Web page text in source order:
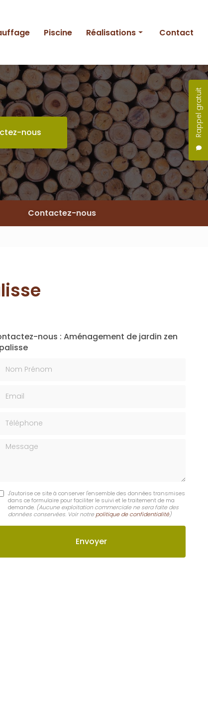
Rappel gratuit
Piscine Réalisations
Entretien
Création
Piscine
Contact
nous
Contactez-nous
nous : Aménagement de jardin zen
Message
J'autorise ce site à conserver l'ensemble des données transmises
dans ce formulaire pour faciliter le suivi et le traitement de ma
demande. (Aucune exploitation commerciale ne sera faite des
données conservées. Voir notre politique de confidentialité)